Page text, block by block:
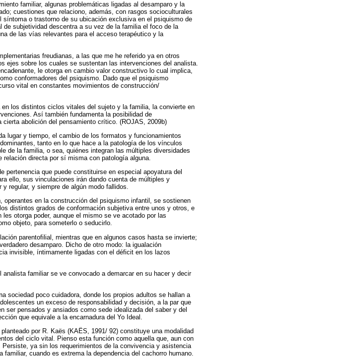
familiar, algunas problemáticas ligadas al desamparo y la
cuestiones que relaciono, además, con rasgos socioculturales
o trastorno de su ubicación exclusiva en el psiquismo de
subjetividad descentra a su vez de la familia el foco de la
de las vías relevantes para el acceso terapéutico y la
freudianas, a las que me he referido ya en otros
ejes sobre los cuales se sustentan las intervenciones del analista.
le otorga en cambio valor constructivo lo cual implica,
conformadores del psiquismo. Dado que el psiquismo
vital en constantes movimientos de construcción/
los distintos ciclos vitales del sujeto y la familia, la convierte en
Así también fundamenta la posibilidad de
abolición del pensamiento crítico. (ROJAS, 2009b)
lugar y tiempo, el cambio de los formatos y funcionamientos
tanto en lo que hace a la patología de los vínculos
de la familia, o sea, quiénes integran las múltiples diversidades
directa por sí misma con patología alguna.
pertenencia que puede constituirse en especial apoyatura del
ello, sus vinculaciones irán dando cuenta de múltiples y
regular, y siempre de algún modo fallidos.
en la construcción del psiquismo infantil, se sostienen
distintos grados de conformación subjetiva entre unos y otros, e
otorga poder, aunque el mismo se ve acotado por las
objeto, para someterlo o seducirlo.
parentofilial, mientras que en algunos casos hasta se invierte;
desamparo. Dicho de otro modo: la igualación
invisible, íntimamente ligadas con el déficit en los lazos
familiar se ve convocado a demarcar en su hacer y decir
sociedad poco cuidadora, donde los propios adultos se hallan a
un exceso de responsabilidad y decisión, a la par que
pensados y ansiados como sede idealizada del saber y del
que equivale a la encarnadura del Yo Ideal.
por R. Kaës (KAËS, 1991/ 92) constituye una modalidad
del ciclo vital. Pienso esta función como aquella que, aun con
ya sin los requerimientos de la convivencia y asistencia
cuando es extrema la dependencia del cachorro humano.